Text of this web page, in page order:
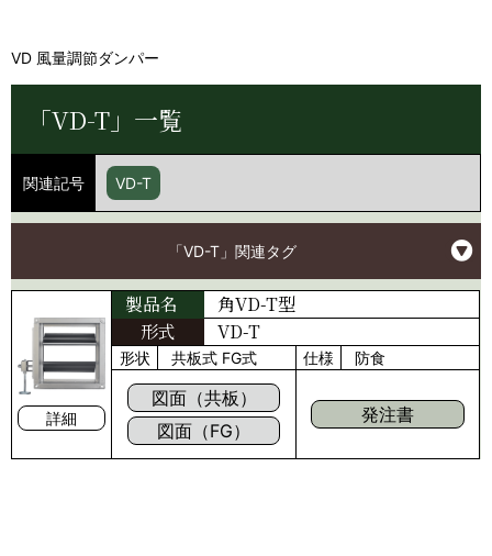
VD 風量調節ダンパー
「VD-T」一覧
関連記号 VD-T
「VD-T」関連タグ
詳細
製品名
角VD-T型
形式
VD-T
形状 共板式 FG式 仕様 防食
図面（共板）
図面（FG）
発注書